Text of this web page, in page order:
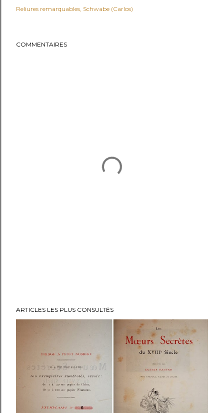
Reliures remarquables Schwabe (Carlos)
COMMENTAIRES
ARTICLES LES PLUS CONSULTÉS